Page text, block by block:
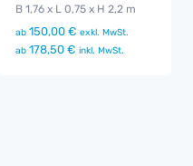
B 1,76 x L 0,75 x H 2,2 m
ab 150,00 € exkl. MwSt.
ab 178,50 € inkl. MwSt.